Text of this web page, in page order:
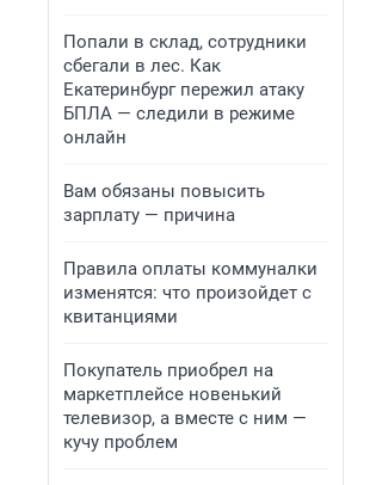
Попали в склад, сотрудники
сбегали в лес. Как
Екатеринбург пережил атаку
БПЛА — следили в режиме
онлайн
Вам обязаны повысить
зарплату — причина
Правила оплаты коммуналки
изменятся: что произойдет с
квитанциями
Покупатель приобрел на
маркетплейсе новенький
телевизор, а вместе с ним —
кучу проблем